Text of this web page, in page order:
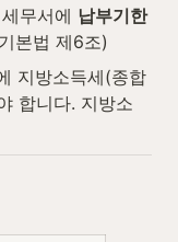
무서에 납부기한
본법 제6조)
지방소득세(종합
합니다. 지방소